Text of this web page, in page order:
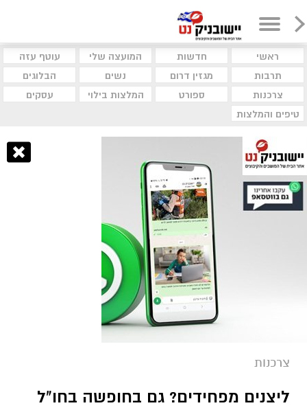
ראשי חדשות המועצה שלי
עוטף עזה
תרבות
מגזין דרום נשים
הבלוגים
צרכנות
ספורט המלצות בילוי
עסקים
טיפים והמלצות
צרכנות
ליצנים מפחידים? גם בחופשה בחו"ל